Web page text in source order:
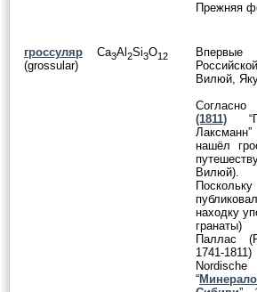
Прежняя
гроссуляр
(grossular)
Ca3Al 2Si3O12
Вилюй,
(1811)
нашёл
Вилюй).
находку
Паллас
1741-
“